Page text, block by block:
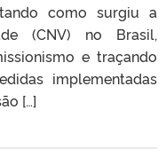
como surgiu a
(CNV) no Brasil,
e traçando
implementadas
[…]